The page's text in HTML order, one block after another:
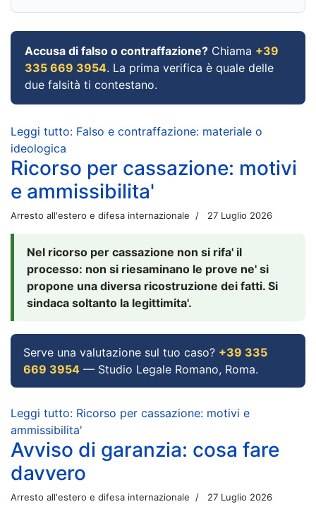
Accusa di falso o contraffazione? Chiama +39
335 669 3954. La prima verifica è quale delle
due falsità ti contestano.
Leggi tutto: Falso e contraffazione: materiale o
ideologica
Ricorso per cassazione: motivi
e ammissibilita'
Arresto all'estero e difesa internazionale 27 Luglio 2026
Nel ricorso per cassazione non si rifa' il
processo: non si riesaminano le prove ne' si
propone una diversa ricostruzione dei fatti. Si
sindaca soltanto la legittimita'.
Serve una valutazione sul tuo caso? +39 335
669 3954 — Studio Legale Romano, Roma.
Leggi tutto: Ricorso per cassazione: motivi e
ammissibilita'
Avviso di garanzia: cosa fare
davvero
Arresto all'estero e difesa internazionale 27 Luglio 2026